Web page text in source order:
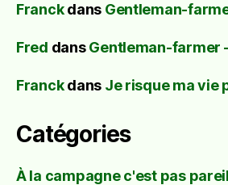
Franckdans Gentleman-
Fred dansGentleman-farmer
Franckdans Je risque ma vie
Catégories
À la campagne c'est pas pareil